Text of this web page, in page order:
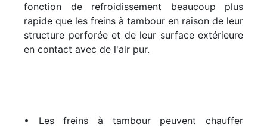
fonction de refroidissement beaucoup plus
rapide que les freins à tambour en raison de leur
structure perforée et de leur surface extérieure
en contact avec de l'air pur.
• Les freins à tambour peuvent chauffer